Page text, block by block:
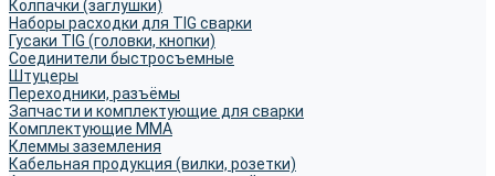
Колпачки (заглушки)
Наборы расходки для TIG сварки
Гусаки TIG (головки, кнопки)
Соединители быстросъемные
Штуцеры
Переходники, разъёмы
Запчасти и комплектующие для сварки
Комплектующие ММА
Клеммы заземления
Кабельная продукция (вилки, розетки)